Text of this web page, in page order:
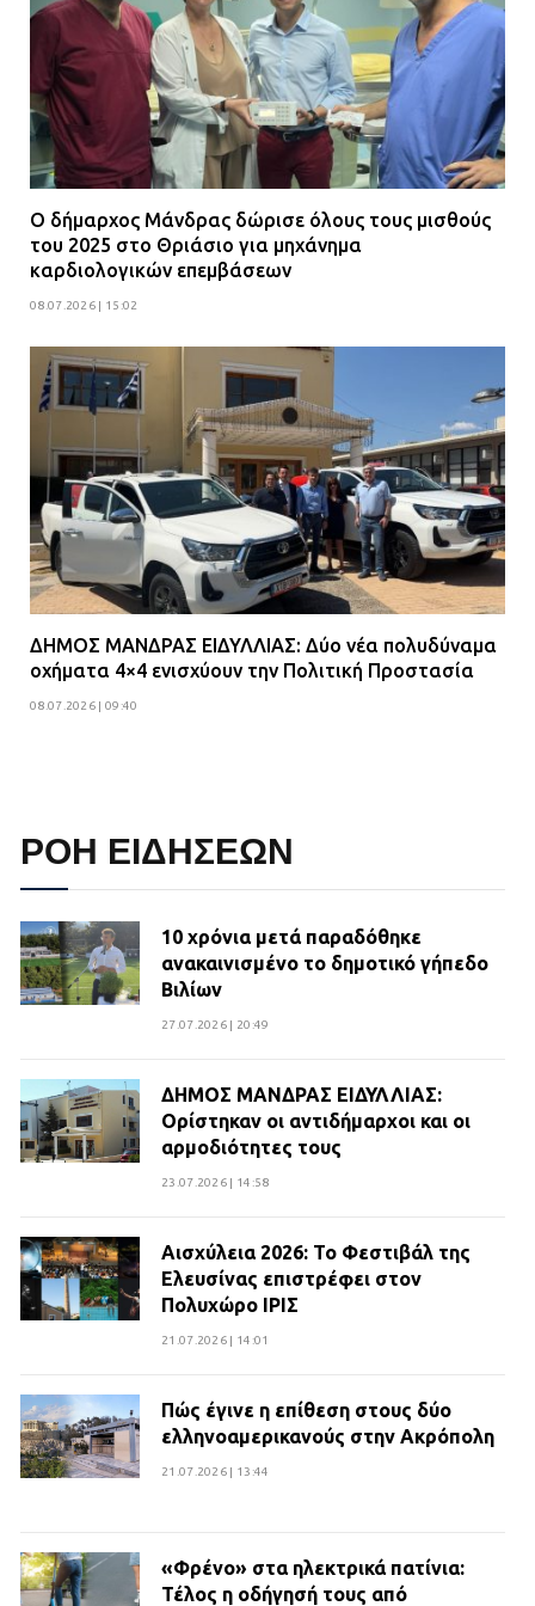
Ο δήμαρχος Μάνδρας δώρισε όλους τους μισθούς
του 2025 στο Θριάσιο για μηχάνημα
καρδιολογικών επεμβάσεων
08.07.2026 | 15:02
ΔΗΜΟΣ ΜΑΝΔΡΑΣ ΕΙΔΥΛΛΙΑΣ: Δύο νέα πολυδύναμα
οχήματα 4×4 ενισχύουν την Πολιτική Προστασία
08.07.2026 | 09:40
ΡΟΗ ΕΙΔΗΣΕΩΝ
10 χρόνια μετά παραδόθηκε
ανακαινισμένο το δημοτικό γήπεδο
Βιλίων
27.07.2026 | 20:49
ΔΗΜΟΣ ΜΑΝΔΡΑΣ ΕΙΔΥΛΛΙΑΣ:
Ορίστηκαν οι αντιδήμαρχοι και οι
αρμοδιότητες τους
23.07.2026 | 14:58
Αισχύλεια 2026: Το Φεστιβάλ της
Ελευσίνας επιστρέφει στον
Πολυχώρο ΙΡΙΣ
21.07.2026 | 14:01
Πώς έγινε η επίθεση στους δύο
ελληνοαμερικανούς στην Ακρόπολη
21.07.2026 | 13:44
«Φρένο» στα ηλεκτρικά πατίνια:
Τέλος η οδήγησή τους από